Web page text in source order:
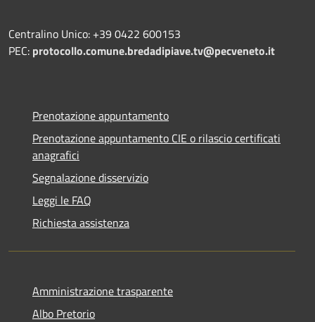
Centralino Unico: +39 0422 600153
PEC: protocollo.comune.bredadipiave.tv@pecveneto.it
Prenotazione appuntamento
Prenotazione appuntamento CIE o rilascio certificati
anagrafici
Segnalazione disservizio
Leggi le FAQ
Richiesta assistenza
Amministrazione trasparente
Albo Pretorio